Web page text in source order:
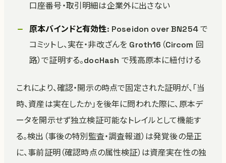
口座番号・取引明細は企業外に出さない
原本バインドと有効性: Poseidon over BN254 で
コミットし、実在・非改ざんを Groth16（Circom 回
路）で証明する。docHash で残高原本に紐付ける
これにより、確認・開示の時点で固定された証明が、「当
時、資産は実在したか」を後年に問われた際に、原本デ
ータを開示せず独立検証可能なトレイルとして機能す
る。検出（事後の特別監査・調査報道）は発覚後の是正
に、事前証明（確認時点の属性検証）は資産実在性の独